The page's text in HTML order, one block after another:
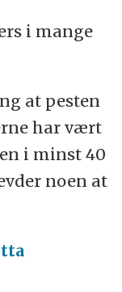
i mange
at pesten
har vært
i minst 40
noen at